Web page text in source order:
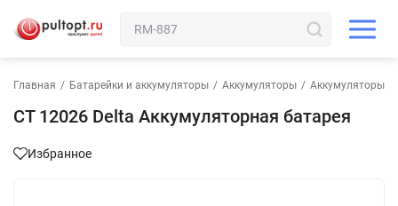
Главная / Батарейки и аккумуляторы / Аккумуляторы / Аккумуляторы
CT 12026 Delta Аккумуляторная батарея
Избранное